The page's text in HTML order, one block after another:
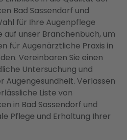
Bad Sassendorf und
für Ihre Augenpflege
auf unser Branchenbuch, um
für Augenärztliche Praxis in
Vereinbaren Sie einen
Untersuchung und
Augengesundheit. Verlassen
Liste von
in Bad Sassendorf und
Pflege und Erhaltung Ihrer